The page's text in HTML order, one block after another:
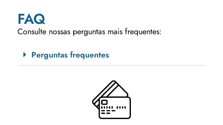
FAQ
Consulte nossas perguntas mais frequentes:
Perguntas frequentes